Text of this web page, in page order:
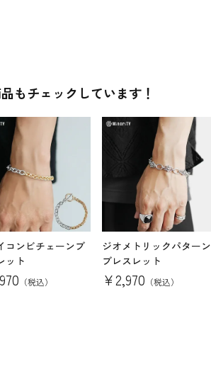
もチェックしています！
コンビチェーンブ
ット
（税込）
ジオメトリックパターン
ブレスレット
¥2,970 （税込）